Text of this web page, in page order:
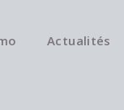
Actualités